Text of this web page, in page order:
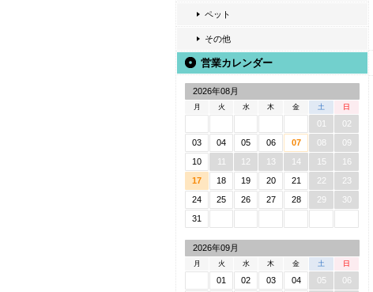
ペット
その他
営業カレンダー
2026年08月
月 火 水 木 金 土 日
01
02
03
04 05 06 07 08
09
10
11 12 13 14 15
16
17
18 19 20 21 22
23
24
25 26 27 28 29
30
31
2026年09月
月 火 水 木 金 土 日
01 02 03 04 05
06